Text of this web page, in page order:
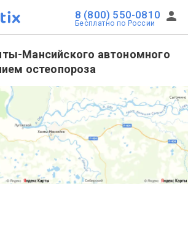
8 (800) 550-0810
Бесплатно по России
Мансийского автономного
остеопороза